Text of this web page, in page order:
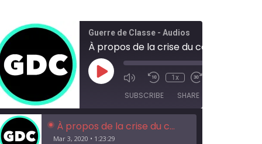
Guerre de Classe - Audios
Play
Episode
1x
SUBSCRIBE SHARE
À propos de la crise du capital - Congrès GDC de septembre 2019
Mar 3, 2020 • 1:23:29